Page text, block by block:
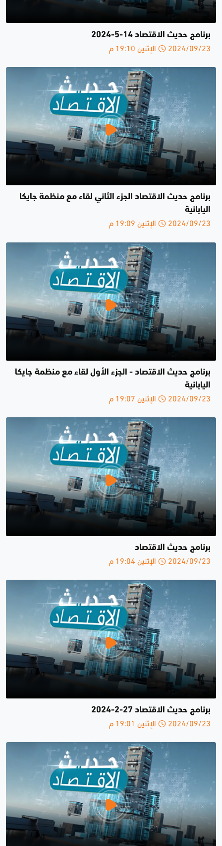
برنامج حديث الاقتصاد 14-5-2024
2024/09/23 الإثنين 19:10 م
برنامج حديث الاقتصاد الجزء الثاني لقاء مع منظمة جايكا
اليابانية
2024/09/23 الإثنين 19:09 م
برنامج حديث الاقتصاد - الجزء الأول لقاء مع منظمة جايكا
اليابانية
2024/09/23 الإثنين 19:07 م
برنامج حديث الاقتصاد
2024/09/23 الإثنين 19:04 م
برنامج حديث الاقتصاد 27-2-2024
2024/09/23 الإثنين 19:01 م